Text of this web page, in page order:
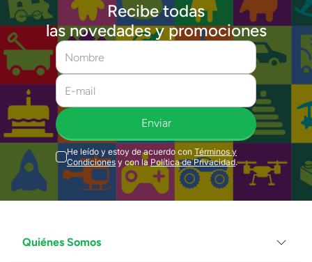
Recibe todas
las novedades y promociones
Enviar
He leído y estoy de acuerdo con Términos y
Condiciones y con la Política de Privacidad.
Quiénes Somos